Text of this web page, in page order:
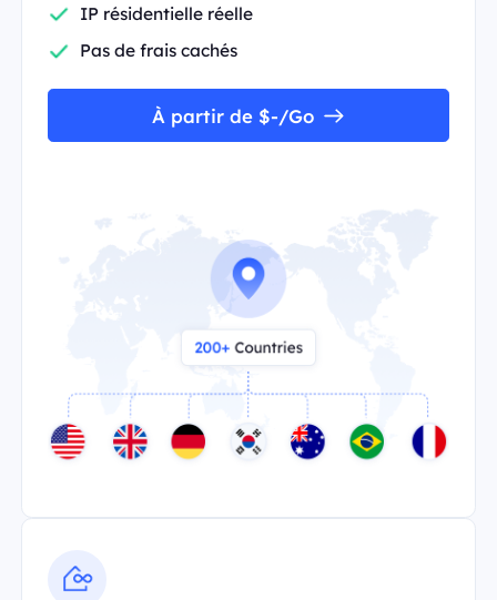
IP résidentielle réelle
Pas de frais cachés
À partir de $-/Go